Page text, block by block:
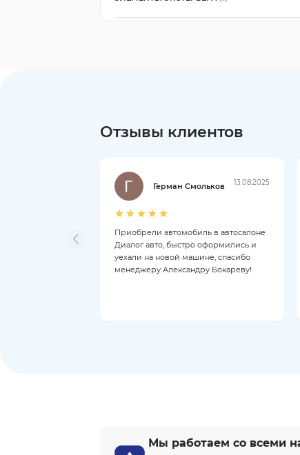
Отзывы клиентов
Герман Смольков 13.08.2025
Приобрели автомобиль в автосалоне
Диалог авто, быстро оформились и
уехали на новой машине, спасибо
менеджеру Александру Бокареву!
Мы работаем со всеми